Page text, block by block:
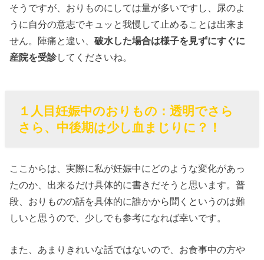
そうですが、おりものにしては量が多いですし、尿のよ
うに自分の意志でキュッと我慢して止めることは出来ま
せん。陣痛と違い、破水した場合は様子を見ずにすぐに
産院を受診してくださいね。
１人目妊娠中のおりもの：透明でさら
さら、中後期は少し血まじりに？！
ここからは、実際に私が妊娠中にどのような変化があっ
たのか、出来るだけ具体的に書きだそうと思います。普
段、おりものの話を具体的に誰かから聞くというのは難
しいと思うので、少しでも参考になれば幸いです。
また、あまりきれいな話ではないので、お食事中の方や